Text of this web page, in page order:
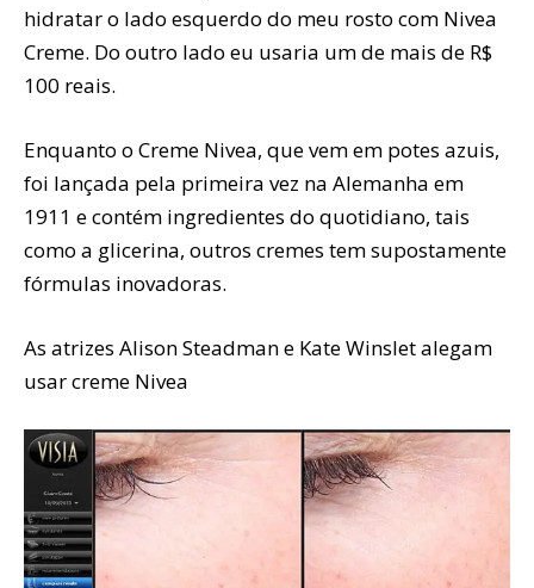
hidratar o lado esquerdo do meu rosto com Nivea
Creme. Do outro lado eu usaria um de mais de R$
100 reais.
Enquanto o Creme Nivea, que vem em potes azuis,
foi lançada pela primeira vez na Alemanha em
1911 e contém ingredientes do quotidiano, tais
como a glicerina, outros cremes tem supostamente
fórmulas inovadoras.
As atrizes Alison Steadman e Kate Winslet alegam
usar creme Nivea